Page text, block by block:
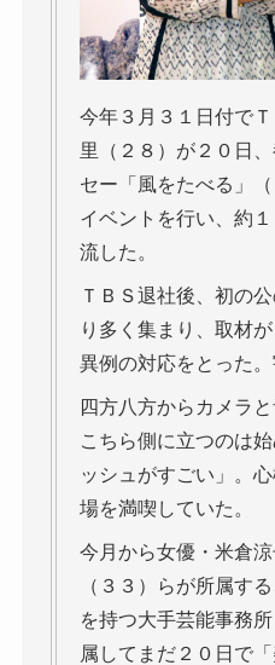
今年３月３１日付で
里（２８）が２０日
セー「風をたべる」
イベントを行い、約
流した。
ＴＢＳ退社後、初の
り多く集まり、取材
異例の対応をとった。
四方八方からカメラ
こちら側に立つのは
ッシュがすごい」。
場を満喫していた。
今月から女優・米倉
（３３）らが所属す
を持つ大手芸能事務
属してまだ２０日で